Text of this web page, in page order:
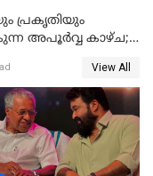
പ്രകൃതിയും
അപൂര്‍വ്വ കാഴ്ച;
View All